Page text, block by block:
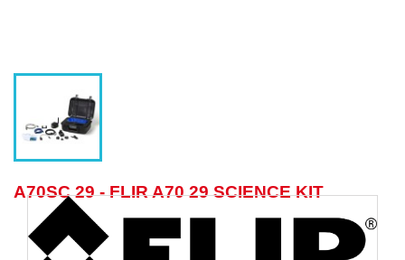
A70SC 29 - FLIR A70 29 SCIENCE KIT